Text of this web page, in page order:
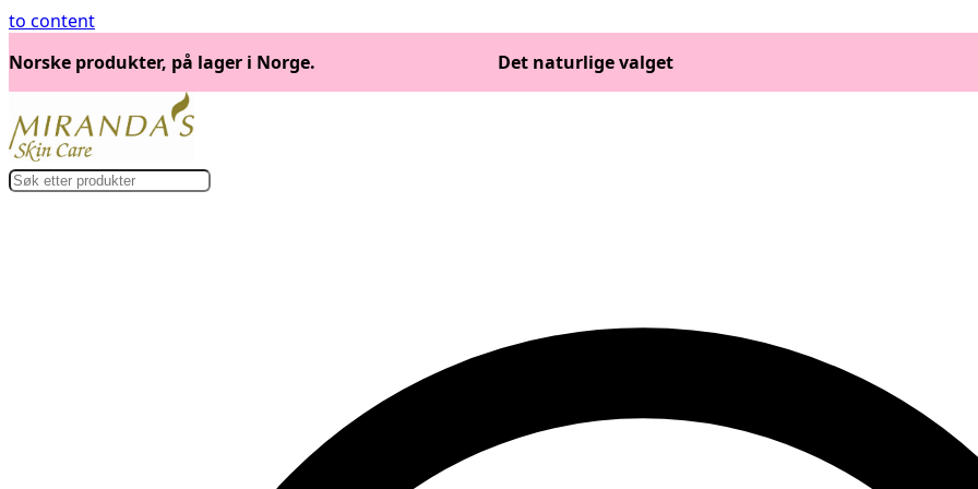
to content
Norske produkter, på lager i Norge.
Det naturlige valget